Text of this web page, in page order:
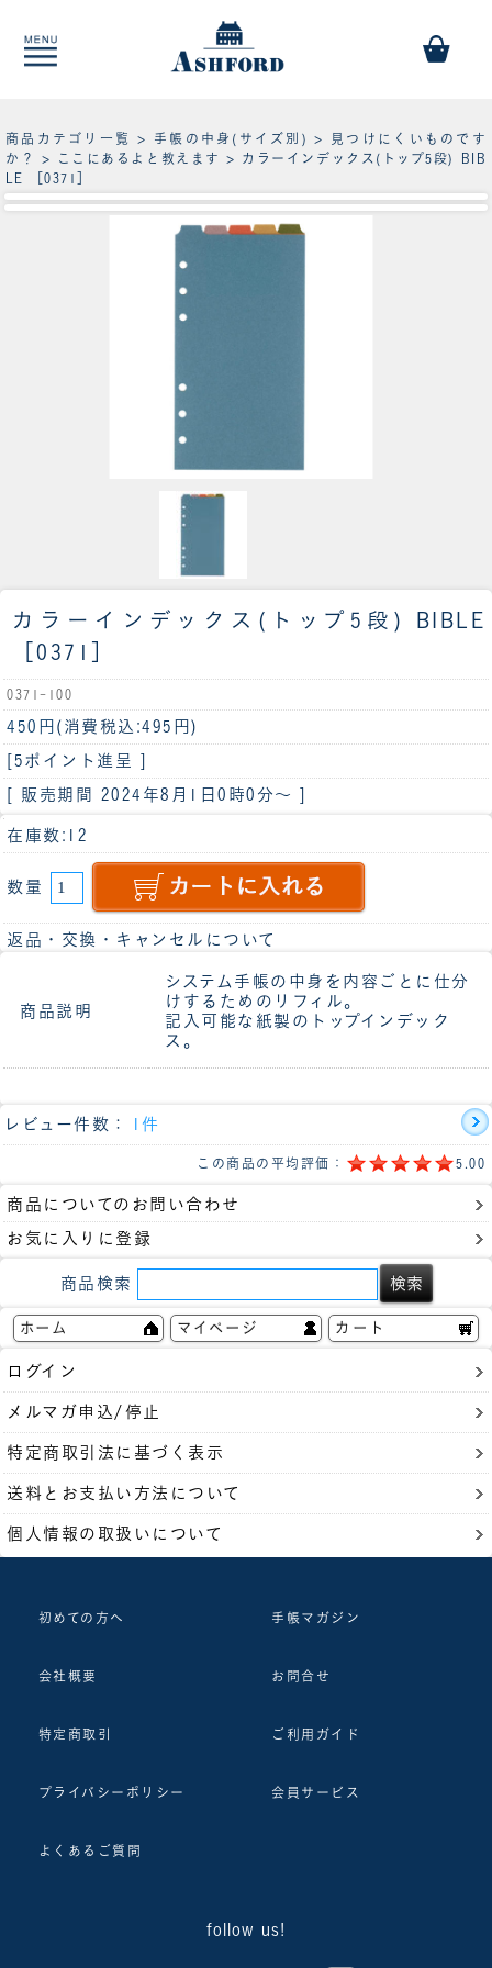
商品カテゴリ一覧 > 手帳の中身(サイズ別) >
見つけにくいものです
か？
> ここにあるよと教えます
> カラーインデックス(トップ5段) BIB
LE ［0371］
カラーインデックス(トップ5段) BIBLE
［0371］
0371-100
450円 (消費税込:495円)
[5ポイント進呈 ]
[ 販売期間 2024年8月1日0時0分 ～ ]
在庫数:12
数量
返品・交換・キャンセルについて
商品説明
システム手帳の中身を内容ごとに仕分
けするためのリフィル。
記入可能な紙製のトップインデック
ス。
レビュー件数： 1件
この商品の平均評価： 5.00
商品についてのお問い合わせ
お気に入りに登録
商品検索
ホーム マイページ カート
ログイン
メルマガ申込/停止
特定商取引法に基づく表示
送料とお支払い方法について
個人情報の取扱いについて
初めての方へ 手帳マガジン
会社概要 お問合せ
特定商取引 ご利用ガイド
プライバシーポリシー 会員サービス
よくあるご質問
follow us!